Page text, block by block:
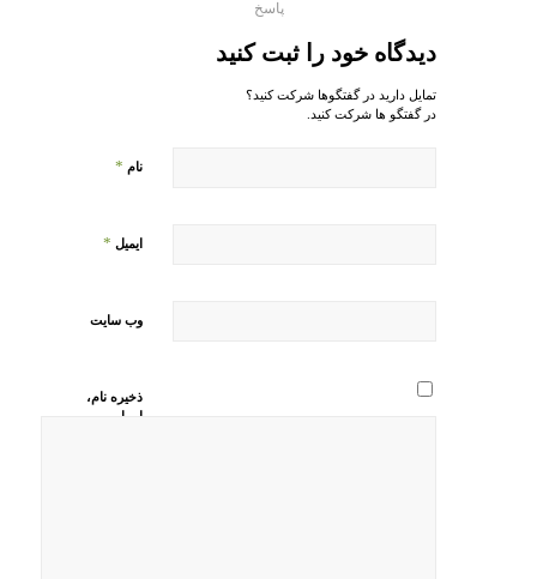
پاسخ
دیدگاه خود را ثبت کنید
تمایل دارید در گفتگوها شرکت کنید؟
در گفتگو ها شرکت کنید.
نام *
ایمیل *
وب‌ سایت
ذخیره نام،
ایمیل و